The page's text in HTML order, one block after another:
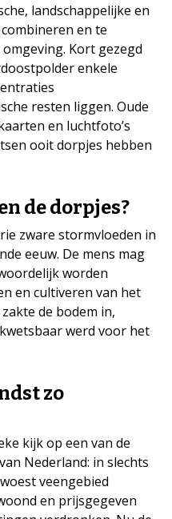
landschappelijke en
en te
Kort gezegd
enkele
resten liggen. Oude
en luchtfoto’s
ooit dorpjes hebben
de dorpjes?
zware stormvloeden in
eeuw. De mens mag
worden
en cultiveren van het
de bodem in,
werd voor het
zo
kijk op een van de
Nederland: in slechts
veengebied
en prijsgegeven